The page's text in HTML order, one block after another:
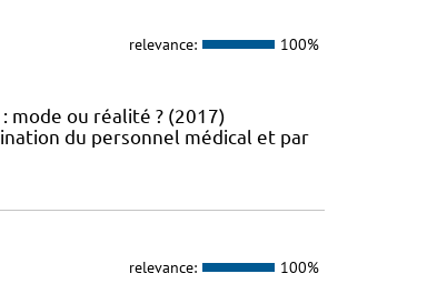
relevance: 100%
mode ou réalité ? (2017)
du personnel médical et par
relevance: 100%